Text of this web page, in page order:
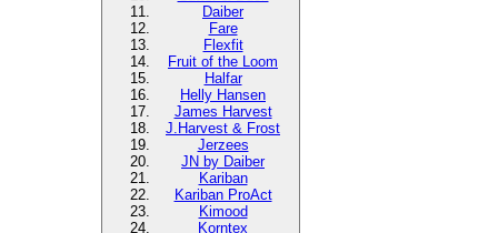
Daiber
Fare
Flexfit
Fruit of the Loom
Halfar
Helly Hansen
James Harvest
J.Harvest & Frost
Jerzees
JN by Daiber
Kariban
Kariban ProAct
Kimood
Korntex